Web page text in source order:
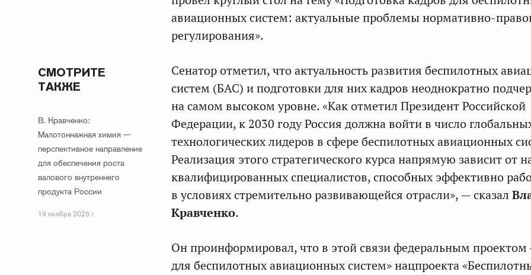
авиационных систем: актуальные проблемы нормативно-
регулирования».
СМОТРИТЕ
ТАКЖЕ
В. Кравченко:
Малотоннажная химия —
перспективное направление
для обеспечения роста
валового внутреннего
продукта России
19 ноября 2025 г.
Сенатор отметил, что актуальность развития беспилотных
систем (БАС) и подготовки для них кадров неоднократно
на самом высоком уровне. «Как отметил Президент Российской
Федерации, к 2030 году Россия должна войти в число
технологических лидеров в сфере беспилотных авиационных
Реализация этого стратегического курса напрямую зависит от
квалифицированных специалистов, способных эффективно
в условиях стремительно развивающейся отрасли», — сказал
Кравченко.
Он проинформировал, что в этой связи федеральным проектом
для беспилотных авиационных систем» нацпроекта